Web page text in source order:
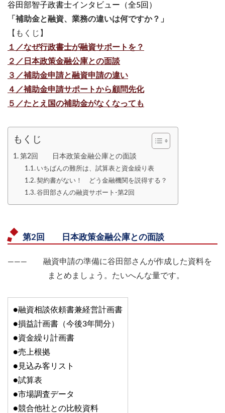
谷田部智子政書士インタビュー（全5回）
「補助金と融資、業務の違いは何ですか？」
【もくじ】
１／なぜ行政書士が融資サポートを？
２／日本政策金融公庫との面談
３／補助金申請と融資申請の違い
４／補助金申請サポートから顧問先化
５／たとえ国の補助金がなくなっても
もくじ
第2回 日本政策金融公庫との面談
いちばんの難所は、試算表と資金繰り表
契約書がない！ どう金融機関を説得する？
谷田部さんの融資サポート-第2回
第2回 日本政策金融公庫との面談
――― 融資申請の準備に谷田部さんが作成した資料を
まとめましょう。たいへんな量です。
●融資相談依頼書兼経営計画書
●損益計画書（今後3年間分）
●資金繰り計画書
●売上根拠
●見込み客リスト
●試算表
●市場調査データ
●競合他社との比較資料